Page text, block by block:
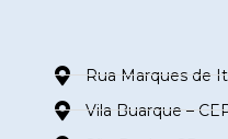
Rua Marques de
Vila Buarque –